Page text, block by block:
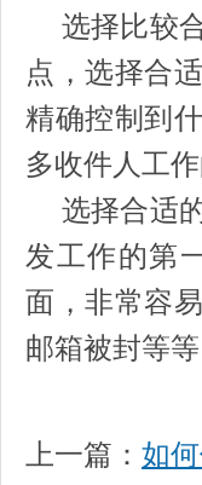
选择比较合
点，选择合
精确控制到
多收件人工
选择合适的
发工作的第
面，非常容
邮箱被封等等
上一篇： 如